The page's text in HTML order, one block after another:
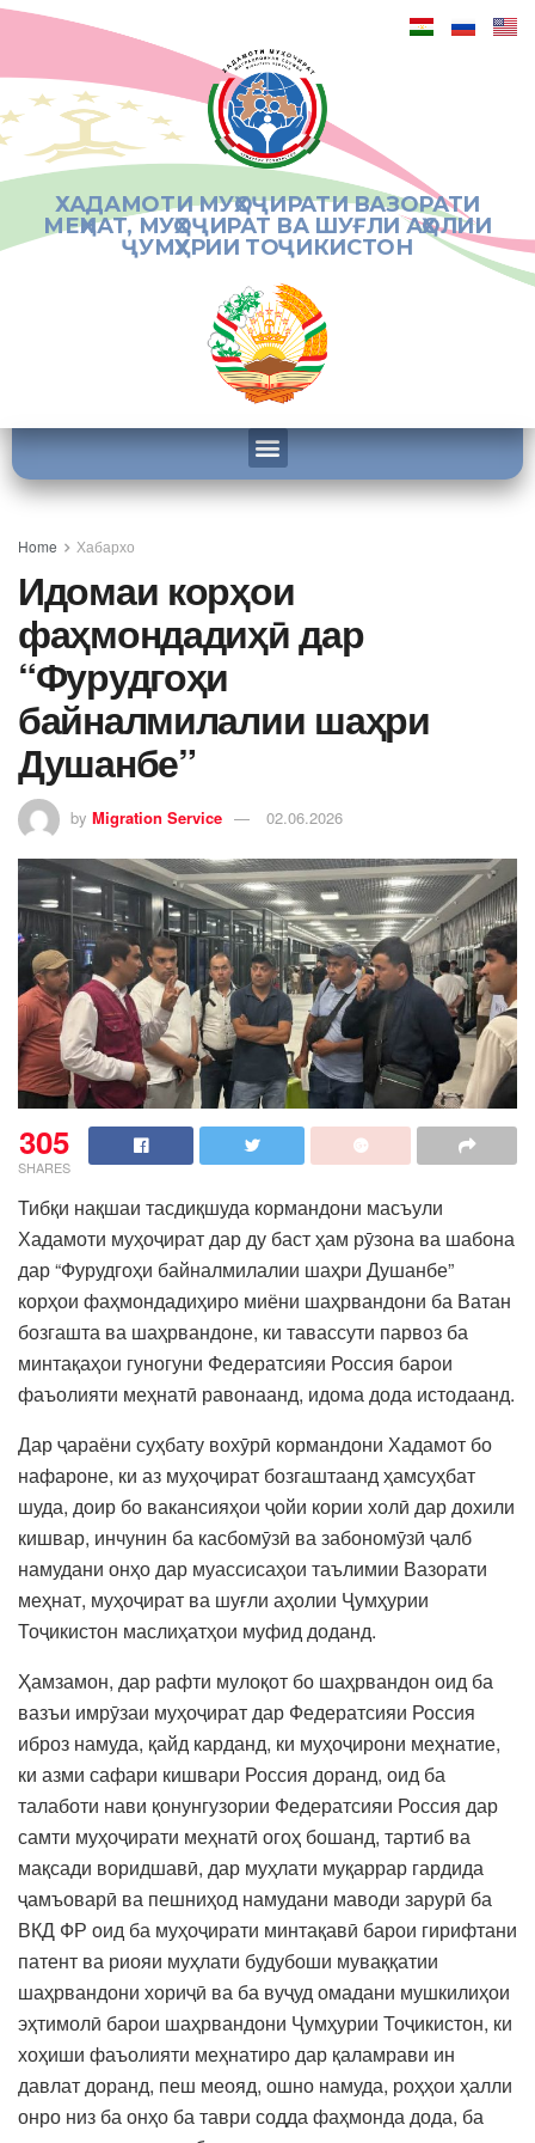
ХАДАМОТИ МУҲОҶИРАТИ ВАЗОРАТИ
МЕҲНАТ, МУҲОҶИРАТ ВА ШУҒЛИ АҲОЛИИ
ҶУМҲУРИИ ТОҶИКИСТОН
Home Хабархо
Идомаи корҳои
фаҳмондадиҳӣ дар
“Фурудгоҳи
байналмилалии шаҳри
Душанбе”
by Migration Service 02.06.2026
305
SHARES
Тибқи нақшаи тасдиқшуда кормандони масъули
Хадамоти муҳоҷират дар ду баст ҳам рӯзона ва шабона
дар “Фурудгоҳи байналмилалии шаҳри Душанбе”
корҳои фаҳмондадиҳиро миёни шаҳрвандони ба Ватан
бозгашта ва шаҳрвандоне, ки тавассути парвоз ба
минтақаҳои гуногуни Федератсияи Россия барои
фаъолияти меҳнатӣ равонаанд, идома дода истодаанд.
Дар ҷараёни суҳбату вохӯрӣ кормандони Хадамот бо
нафароне, ки аз муҳоҷират бозгаштаанд ҳамсуҳбат
шуда, доир бо вакансияҳои ҷойи кории холӣ дар дохили
кишвар, инчунин ба касбомӯзӣ ва забономӯзӣ ҷалб
намудани онҳо дар муассисаҳои таълимии Вазорати
меҳнат, муҳоҷират ва шуғли аҳолии Ҷумҳурии
Тоҷикистон маслиҳатҳои муфид доданд.
Ҳамзамон, дар рафти мулоқот бо шаҳрвандон оид ба
вазъи имрӯзаи муҳоҷират дар Федератсияи Россия
иброз намуда, қайд карданд, ки муҳоҷирони меҳнатие,
ки азми сафари кишвари Россия доранд, оид ба
талаботи нави қонунгузории Федератсияи Россия дар
самти муҳоҷирати меҳнатӣ огоҳ бошанд, тартиб ва
мақсади воридшавӣ, дар муҳлати муқаррар гардида
ҷамъоварӣ ва пешниҳод намудани маводи зарурӣ ба
ВКД ФР оид ба муҳоҷирати минтақавӣ барои гирифтани
патент ва риояи муҳлати будубоши муваққатии
шаҳрвандони хориҷӣ ва ба вуҷуд омадани мушкилиҳои
эҳтимолӣ барои шаҳрвандони Ҷумҳурии Тоҷикистон, ки
хоҳиши фаъолияти меҳнатиро дар қаламрави ин
давлат доранд, пеш меояд, ошно намуда, роҳҳои ҳалли
онро низ ба онҳо ба таври содда фаҳмонда дода, ба